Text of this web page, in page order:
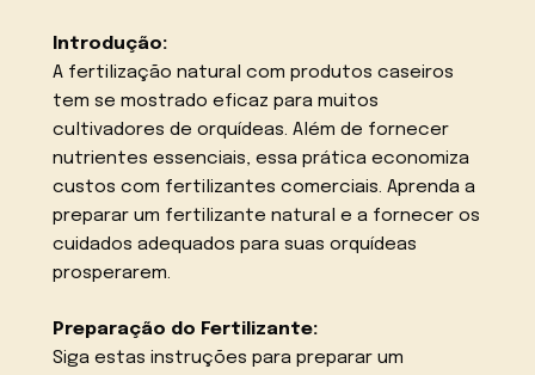
Introdução:
A fertilização natural com produtos caseiros
tem se mostrado eficaz para muitos
cultivadores de orquídeas. Além de fornecer
nutrientes essenciais, essa prática economiza
custos com fertilizantes comerciais. Aprenda a
preparar um fertilizante natural e a fornecer os
cuidados adequados para suas orquídeas
prosperarem.
Preparação do Fertilizante:
Siga estas instruções para preparar um